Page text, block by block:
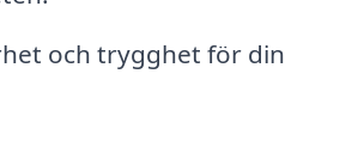
och trygghet för din